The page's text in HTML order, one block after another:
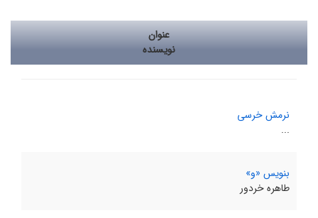
عنوان
نویسنده
نرمش خرسی
...
بنویس «و»
طاهره خردور